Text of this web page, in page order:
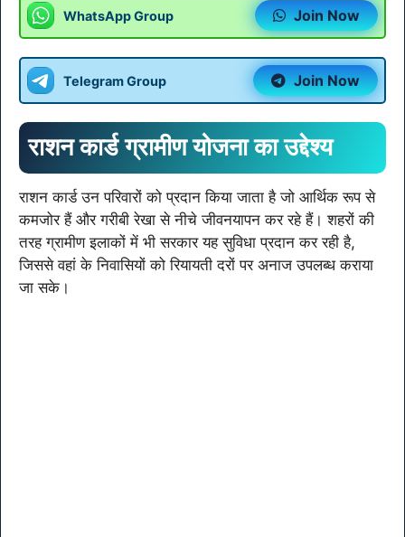
WhatsApp Group Join Now
Telegram Group Join Now
राशन कार्ड ग्रामीण योजना का उद्देश्य
राशन कार्ड उन परिवारों को प्रदान किया जाता है जो आर्थिक रूप से
कमजोर हैं और गरीबी रेखा से नीचे जीवनयापन कर रहे हैं। शहरों की
तरह ग्रामीण इलाकों में भी सरकार यह सुविधा प्रदान कर रही है,
जिससे वहां के निवासियों को रियायती दरों पर अनाज उपलब्ध कराया
जा सके।